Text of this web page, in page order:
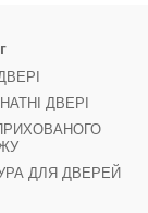
ДВЕРІ
ДЛЯ ДВЕРЕЙ